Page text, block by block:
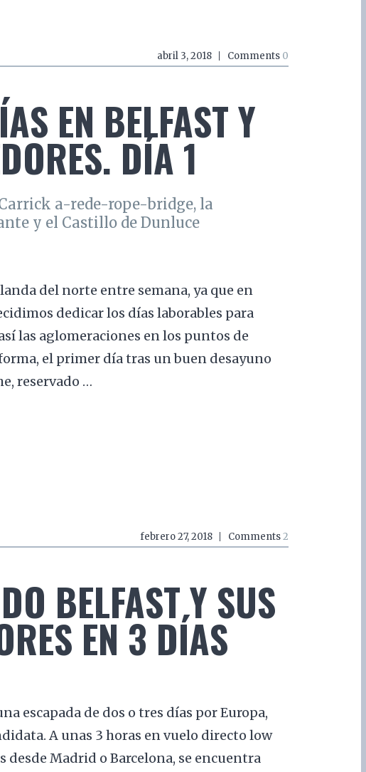
abril 3, 2018 Comments 0
EN BELFAST Y
DÍA 1
a-rede-rope-bridge, la
y el Castillo de Dunluce
del norte entre semana, ya que en
dedicar los días laborables para
las aglomeraciones en los puntos de
el primer día tras un buen desayuno
reservado …
febrero 27, 2018 Comments2
BELFAST Y SUS
EN 3 DÍAS
escapada de dos o tres días por Europa,
A unas 3 horas en vuelo directo low
desde Madrid o Barcelona, se encuentra